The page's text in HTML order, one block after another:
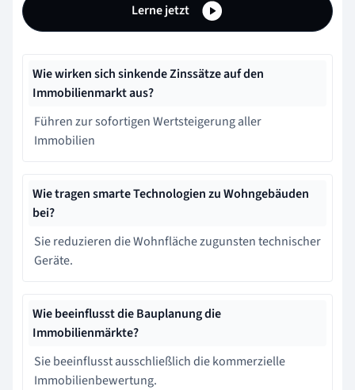
Lerne jetzt
Wie wirken sich sinkende Zinssätze auf den
Immobilienmarkt aus?
Führen zur sofortigen Wertsteigerung aller
Immobilien
Wie tragen smarte Technologien zu Wohngebäuden
bei?
Sie reduzieren die Wohnfläche zugunsten technischer
Geräte.
Wie beeinflusst die Bauplanung die
Immobilienmärkte?
Sie beeinflusst ausschließlich die kommerzielle
Immobilienbewertung.